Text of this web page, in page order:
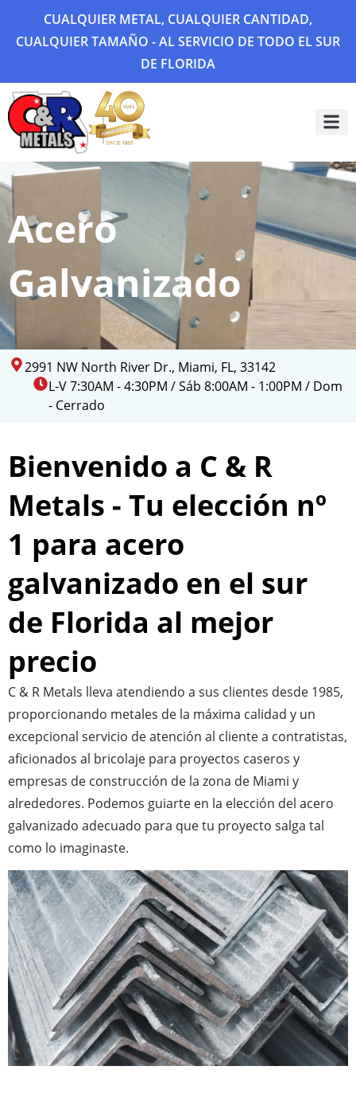
CUALQUIER METAL, CUALQUIER CANTIDAD,
CUALQUIER TAMAÑO - AL SERVICIO DE TODO EL SUR
DE FLORIDA
Acero
Galvanizado
2991 NW North River Dr., Miami, FL, 33142
L-V 7:30AM - 4:30PM / Sáb 8:00AM - 1:00PM / Dom
- Cerrado
Bienvenido a C & R
Metals - Tu elección nº
1 para acero
galvanizado en el sur
de Florida al mejor
precio
C & R Metals lleva atendiendo a sus clientes desde 1985,
proporcionando metales de la máxima calidad y un
excepcional servicio de atención al cliente a contratistas,
aficionados al bricolaje para proyectos caseros y
empresas de construcción de la zona de Miami y
alrededores. Podemos guiarte en la elección del acero
galvanizado adecuado para que tu proyecto salga tal
como lo imaginaste.